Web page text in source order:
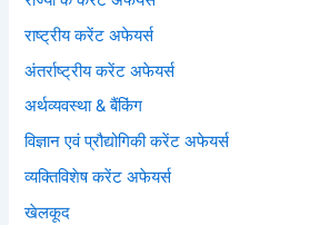
राष्ट्रीय करेंट अफेयर्स
अंतर्राष्ट्रीय करेंट अफेयर्स
अर्थव्यवस्था & बैंकिंग
विज्ञान एवं प्रौद्योगिकी करेंट अफेयर्स
व्यक्तिविशेष करेंट अफेयर्स
खेलकूद